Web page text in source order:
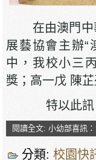
在由澳門中
展藝協會主辦“
中，我校小三
獎；高一戊 陳
特以此訊，
閱讀全文: 小幼部喜訊
分類:校園快